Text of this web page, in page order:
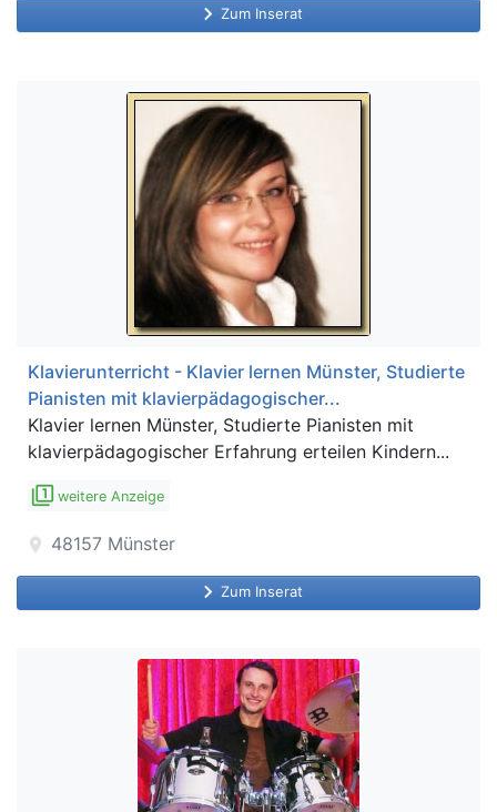
keyboard_arrow_right Zum Inserat
Klavierunterricht - Klavier lernen Münster, Studierte
Pianisten mit klavierpädagogischer...
Klavier lernen Münster, Studierte Pianisten mit
klavierpädagogischer Erfahrung erteilen Kindern...
filter_1 weitere Anzeige
location_on 48157 Münster
keyboard_arrow_right Zum Inserat